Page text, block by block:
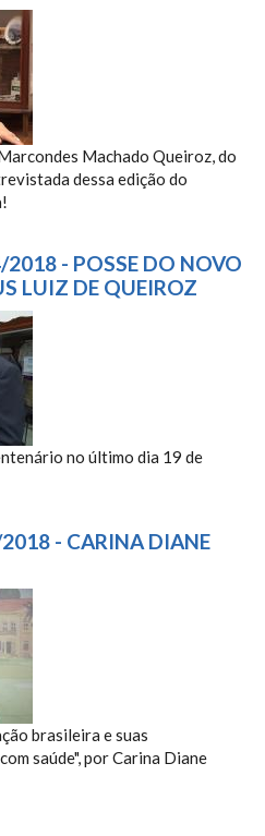
2018 - ODALÉIA
MACHADO
Machado Queiroz, do
dessa edição do
- POSSE DO NOVO
LUIZ DE QUEIROZ
194/2018 -
PREFEITO DO
QUEIROZ
no último dia 19 de
- CARINA DIANE
NAKATANI
brasileira e suas
saúde", por Carina Diane